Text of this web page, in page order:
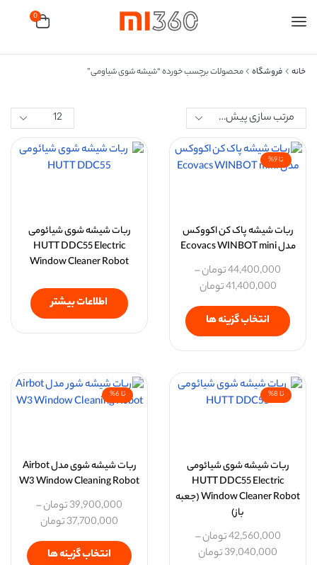
0
خانه فروشگاه محصولات برچسب خورده “شیشه شوی شیاومی”
تا 9%
ربات شیشه پاک کن اکووکس
مدل Ecovacs WINBOT mini
44,400,000تومان–
41,400,000تومان
انتخاب گزینه ها
ربات شیشه شوی شیائومی
HUTT DDC55 Electric
Window Cleaner Robot
اطلاعات بیشتر
تا 8%
ربات شیشه شوی شیائومی
HUTT DDC55 Electric
Window Cleaner Robot (جعبه
باز)
42,560,000تومان–
39,040,000تومان
تا 6%
ربات شیشه‌ شوی مدل Airbot
W3 Window Cleaning Robot
39,900,000تومان–
37,700,000تومان
انتخاب گزینه ها